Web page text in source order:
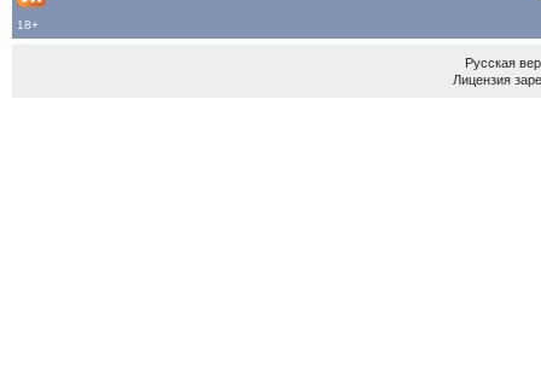
18+
Русская
Лицензия